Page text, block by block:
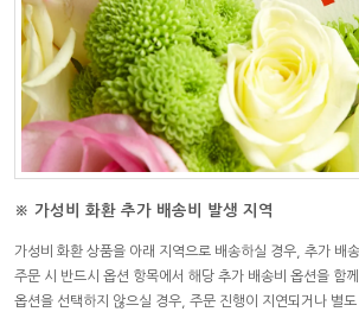
※ 가성비 화환 추가 배송비 발생 지역
가성비 화환 상품을 아래 지역으로 배송하실 경우, 추가 배
주문 시 반드시 옵션 항목에서 해당 추가 배송비 옵션을 함
옵션을 선택하지 않으실 경우, 주문 진행이 지연되거나 별